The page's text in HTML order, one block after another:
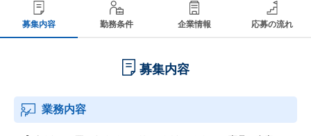
募集内容 勤務条件 企業情報 応募の流れ
募集内容
業務内容